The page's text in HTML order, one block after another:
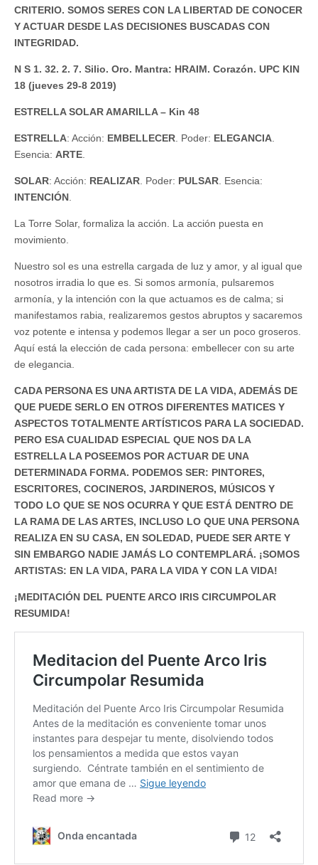
CRITERIO. SOMOS SERES CON LA LIBERTAD DE CONOCER
Y ACTUAR DESDE LAS DECISIONES BUSCADAS CON
INTEGRIDAD.
N S 1. 32. 2. 7. Silio. Oro. Mantra: HRAIM. Corazón. UPC KIN
18 (jueves 29-8 2019)
ESTRELLA SOLAR AMARILLA – Kin 48
ESTRELLA: Acción: EMBELLECER . Poder: ELEGANCIA
Esencia: ARTE
SOLAR: Acción: REALIZAR . Poder: PULSAR . Esencia:
INTENCIÓN
La Torre Solar, formaliza la acción. La acción puesta en
movimiento.
Nuestro sol es una estrella cargada de luz y amor, y al igual que
nosotros irradia lo que es. Si somos armonía, pulsaremos
armonía, y la intención con la que actuamos es de calma; si
manifestamos rabia, realizaremos gestos abruptos y sacaremos
voz potente e intensa y podemos llegar a ser un poco groseros.
Aquí está la elección de cada persona: embellecer con su arte
de elegancia.
CADA PERSONA ES UNA ARTISTA DE LA VIDA, ADEMÁS DE
QUE PUEDE SERLO EN OTROS DIFERENTES MATICES Y
ASPECTOS TOTALMENTE ARTÍSTICOS PARA LA SOCIEDAD.
PERO ESA CUALIDAD ESPECIAL QUE NOS DA LA
ESTRELLA LA POSEEMOS POR ACTUAR DE UNA
DETERMINADA FORMA. PODEMOS SER: PINTORES,
ESCRITORES, COCINEROS, JARDINEROS, MÚSICOS Y
TODO LO QUE SE NOS OCURRA Y QUE ESTÁ DENTRO DE
LA RAMA DE LAS ARTES, INCLUSO LO QUE UNA PERSONA
REALIZA EN SU CASA, EN SOLEDAD, PUEDE SER ARTE Y
SIN EMBARGO NADIE JAMÁS LO CONTEMPLARÁ. ¡SOMOS
ARTISTAS: EN LA VIDA, PARA LA VIDA Y CON LA VIDA!
¡MEDITACIÓN DEL PUENTE ARCO IRIS CIRCUMPOLAR
RESUMIDA!